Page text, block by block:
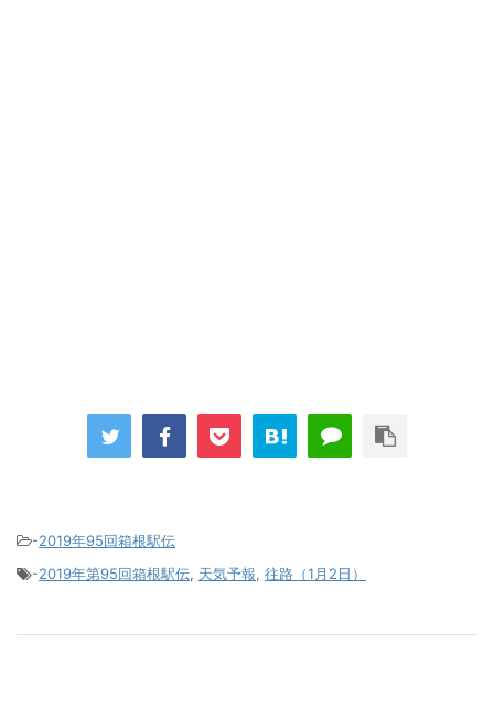
-2019年95回箱根駅伝
-2019年第95回箱根駅伝, 天気予報, 往路（1月2日）